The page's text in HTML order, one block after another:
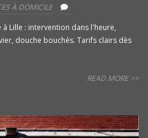
À DOMICILE
Lille : intervention dans l'heure,
douche bouchés. Tarifs clairs dès
READ MORE >>